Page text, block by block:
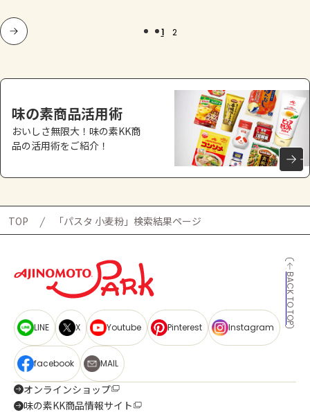
1 2
味の素商品活用術
おいしさ無限大！味の素KK商
品の活用術をご紹介！
TOP 「パスタ 小麦粉」検索結果ページ
BACK TO TOP
LINE X Youtube Pinterest Instagram
facebook MAIL
オンラインショップ
味の素KK商品情報サイト